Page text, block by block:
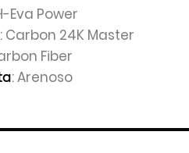
Eva Power
: Carbon 24K Master
Fiber
: Arenoso